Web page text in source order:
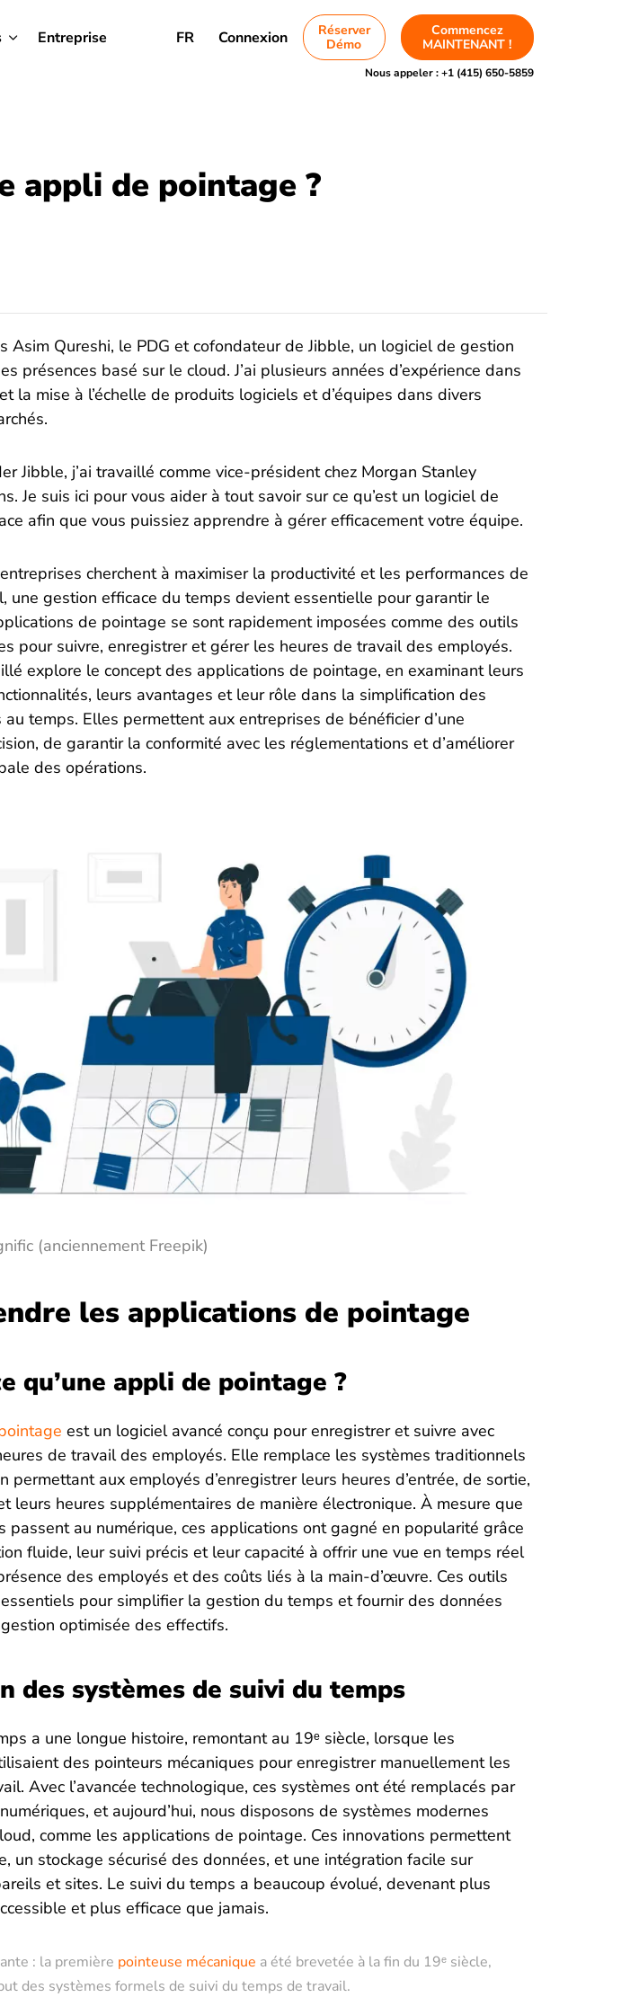
Entreprise FR Connexion
Réserver
Démo
Commencez
MAINTENANT !
Nous appeler :+1 (415) 650-5859
appli de pointage ?
Asim Qureshi, le PDG et cofondateur de Jibble, un logiciel de gestion
présences basé sur le cloud. J’ai plusieurs années d’expérience dans
la mise à l’échelle de produits logiciels et d’équipes dans divers
Jibble, j’ai travaillé comme vice-président chez Morgan Stanley
Je suis ici pour vous aider à tout savoir sur ce qu’est un logiciel de
afin que vous puissiez apprendre à gérer efficacement votre équipe.
cherchent à maximiser la productivité et les performances de
une gestion efficace du temps devient essentielle pour garantir le
de pointage se sont rapidement imposées comme des outils
pour suivre, enregistrer et gérer les heures de travail des employés.
explore le concept des applications de pointage, en examinant leurs
leurs avantages et leur rôle dans la simplification des
au temps. Elles permettent aux entreprises de bénéficier d’une
de garantir la conformité avec les réglementations et d’améliorer
des opérations.
(anciennement Freepik)
les applications de pointage
qu’une appli de pointage ?
est un logiciel avancé conçu pour enregistrer et suivre avec
de travail des employés. Elle remplace les systèmes traditionnels
permettant aux employés d’enregistrer leurs heures d’entrée, de sortie,
leurs heures supplémentaires de manière électronique. À mesure que
passent au numérique, ces applications ont gagné en popularité grâce
fluide, leur suivi précis et leur capacité à offrir une vue en temps réel
des employés et des coûts liés à la main-d’œuvre. Ces outils
pour simplifier la gestion du temps et fournir des données
optimisée des effectifs.
des systèmes de suivi du temps
a une longue histoire, remontant au 19ᵉ siècle, lorsque les
des pointeurs mécaniques pour enregistrer manuellement les
Avec l’avancée technologique, ces systèmes ont été remplacés par
et aujourd’hui, nous disposons de systèmes modernes
comme les applications de pointage. Ces innovations permettent
un stockage sécurisé des données, et une intégration facile sur
et sites. Le suivi du temps a beaucoup évolué, devenant plus
et plus efficace que jamais.
: la première pointeuse mécanique a été brevetée à la fin du 19ᵉ siècle,
des systèmes formels de suivi du temps de travail.